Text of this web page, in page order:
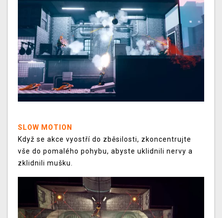
SLOW MOTION
Když se akce vyostří do zběsilosti, zkoncentrujte
vše do pomalého pohybu, abyste uklidnili nervy a
zklidnili mušku.